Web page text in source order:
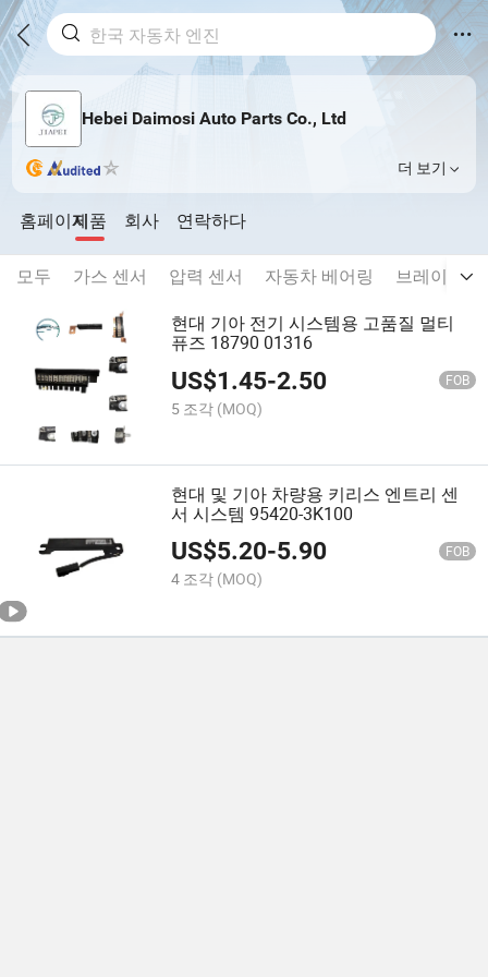
Hebei Daimosi Auto Parts Co., Ltd
더 보기
홈페이지제품 회사 연락하다
모두 가스 센서 압력 센서 자동차 베어링 브레이크
현대 기아 전기 시스템용 고품질 멀티
퓨즈 18790 01316
US$1.45-2.50 FOB
5 조각 (MOQ)
현대 및 기아 차량용 키리스 엔트리 센
서 시스템 95420-3K100
US$5.20-5.90 FOB
4 조각 (MOQ)